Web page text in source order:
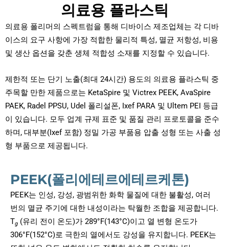
의료용 플라스틱
의료용 폴리머의 스펙트럼을 통해 디바이스 제조업체는 각 디바
이스의 요구 사항에 가장 적합한 물리적 특성, 멸균 저항성, 비용
및 생산 옵션을 갖춘 생체 적합성 소재를 지정할 수 있습니다.
제한적 또는 단기 노출(최대 24시간) 용도의 의료용 플라스틱 중
주목할 만한 제품으로는 KetaSpire 및 Victrex PEEK, AvaSpire
PAEK, Radel PPSU, Udel 폴리설폰, Ixef PARA 및 Ultem PEI 등급
이 있습니다. 모두 업계 규제 표준 및 품질 관리 프로토콜을 준수
하며, 대부분(Ixef 포함) 정밀 가공 부품용 압출 성형 또는 사출 성
형 부품으로 제공됩니다.
PEEK(폴리에테르에테르케톤)
PEEK는 인성, 강성, 광범위한 화학 물질에 대한 불활성, 여러
번의 멸균 주기에 대한 내성이라는 탁월한 조합을 제공합니다.
Tg (유리 전이 온도)가 289°F(143°C)이고 열 변형 온도가
306°F(152°C)로 극한의 열에서도 강성을 유지합니다. PEEK는